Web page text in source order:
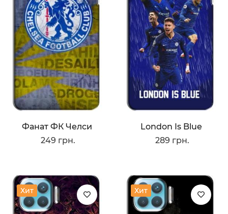
Фанат ФК Челси
249 грн.
London Is Blue
289 грн.
Хит Хит